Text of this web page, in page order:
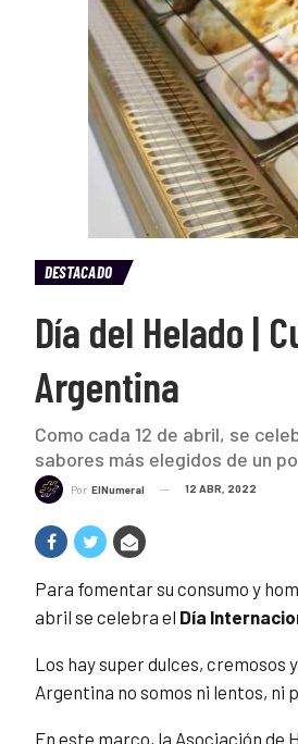
DESTACADO
Día del Helado |
Argentina
Como cada 12 de abril, se
sabores más elegidos de un
Por ElNumeral 12 ABR, 2022
Para fomentar su consumo y
abril se celebra el Día
Los hay super dulces, cremosos
Argentina no somos ni lentos, ni
En este marco, la Asociación de